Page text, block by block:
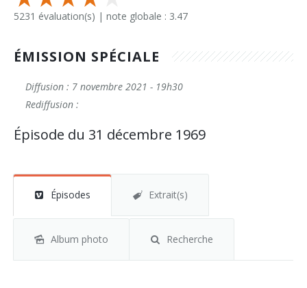
5231 évaluation(s) | note globale : 3.47
ÉMISSION SPÉCIALE
Diffusion : 7 novembre 2021 - 19h30
Rediffusion :
Épisode du 31 décembre 1969
Épisodes Extrait(s)
Album photo Recherche